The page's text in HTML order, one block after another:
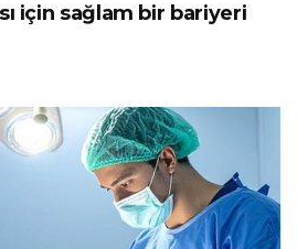
için sağlam bir bariyeri